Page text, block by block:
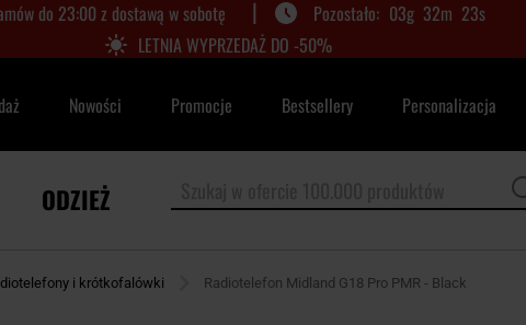
do 23:00 z dostawą w sobotę | 03g 32m 22s
LETNIA WYPRZEDAŻ DO -50%
Nowości Promocje Bestsellery Personalizacja
ODZIEŻ
i krótkofalówki Radiotelefon Midland G18 Pro PMR - Black